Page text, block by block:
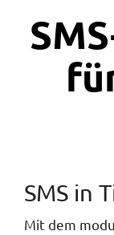
SMS in
Mit dem